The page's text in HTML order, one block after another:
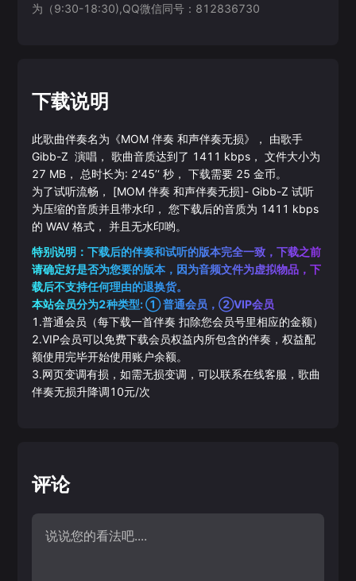
为（9:30-18:30),QQ微信同号：812836730
下载说明
此歌曲伴奏名为《MOM 伴奏 和声伴奏无损》， 由歌手
Gibb-Z 演唱， 歌曲音质达到了 1411 kbps， 文件大小为
27 MB， 总时长为: 2‘45’‘秒， 下载需要 25 金币。
为了试听流畅， [MOM 伴奏 和声伴奏无损]- Gibb-Z 试听
为压缩的音质并且带水印， 您下载后的音质为 1411 kbps
的 WAV格式， 并且无水印哟。
特别说明：下载后的伴奏和试听的版本完全一致，下载之前
请确定好是否为您要的版本，因为音频文件为虚拟物品，下
载后不支持任何理由的退换货。
本站会员分为2种类型: ① 普通会员，②VIP会员
1.普通会员（每下载一首伴奏 扣除您会员号里相应的金额）
2.VIP会员可以免费下载会员权益内所包含的伴奏，权益配
额使用完毕开始使用账户余额。
3.网页变调有损，如需无损变调，可以联系在线客服，歌曲
伴奏无损升降调10元/次
评论